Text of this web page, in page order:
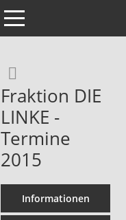
Toggle navigation
Fraktion DIE
LINKE -
Termine
2015
Informationen